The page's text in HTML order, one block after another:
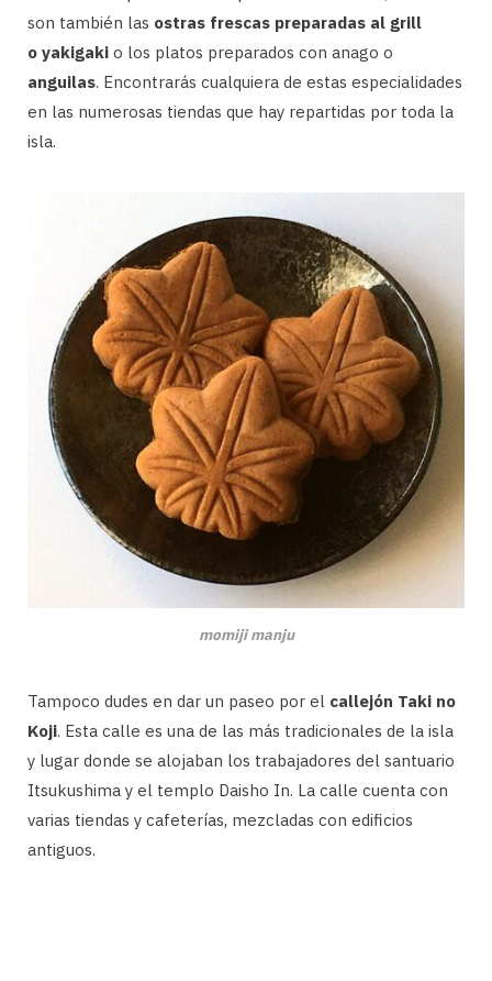
son también las ostras frescas preparadas al grill
o yakigaki o los platos preparados con anago o
anguilas. Encontrarás cualquiera de estas especialidades
en las numerosas tiendas que hay repartidas por toda la
isla.
momiji manju
Tampoco dudes en dar un paseo por el callejón Taki no
Koji. Esta calle es una de las más tradicionales de la isla
y lugar donde se alojaban los trabajadores del santuario
Itsukushima y el templo Daisho In. La calle cuenta con
varias tiendas y cafeterías, mezcladas con edificios
antiguos.